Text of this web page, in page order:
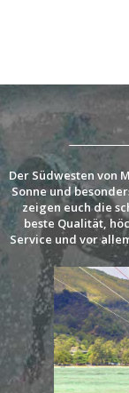
Der Südwesten von
Sonne und
zeigen euch die
beste Qualität,
Service und vor